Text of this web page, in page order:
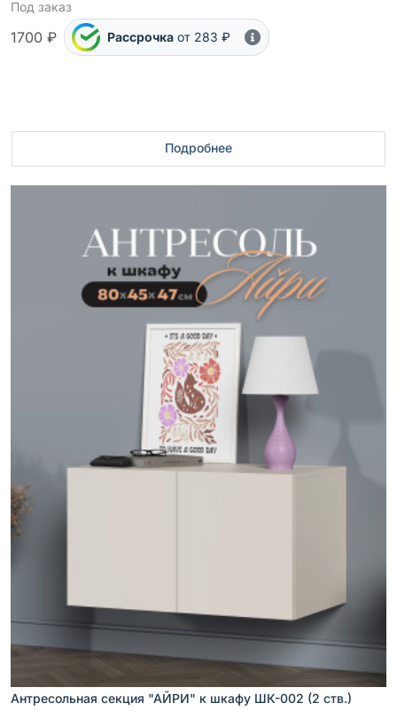
Под заказ
1700 ₽ Рассрочка от 283 ₽
Подробнее
Антресольная секция "АЙРИ" к шкафу ШК-002 (2 ств.)